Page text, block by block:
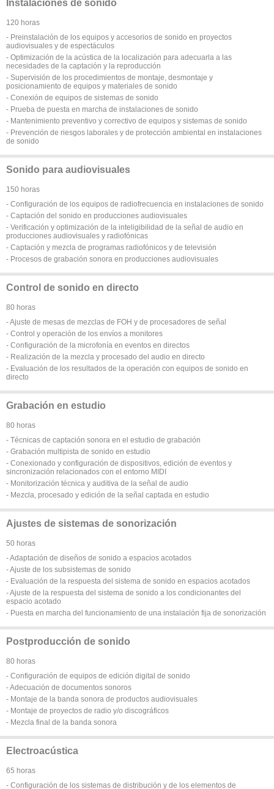
Instalaciones de sonido
120 horas
- Preinstalación de los equipos y accesorios de sonido en proyectos
audiovisuales y de espectáculos
- Optimización de la acústica de la localización para adecuarla a las
necesidades de la captación y la reproducción
- Supervisión de los procedimientos de montaje, desmontaje y
posicionamiento de equipos y materiales de sonido
- Conexión de equipos de sistemas de sonido
- Prueba de puesta en marcha de instalaciones de sonido
- Mantenimiento preventivo y correctivo de equipos y sistemas de sonido
- Prevención de riesgos laborales y de protección ambiental en instalaciones
de sonido
Sonido para audiovisuales
150 horas
- Configuración de los equipos de radiofrecuencia en instalaciones de sonido
- Captación del sonido en producciones audiovisuales
- Verificación y optimización de la inteligibilidad de la señal de audio en
producciones audiovisuales y radiofónicas
- Captación y mezcla de programas radiofónicos y de televisión
- Procesos de grabación sonora en producciones audiovisuales
Control de sonido en directo
80 horas
- Ajuste de mesas de mezclas de FOH y de procesadores de señal
- Control y operación de los envíos a monitores
- Configuración de la microfonía en eventos en directos
- Realización de la mezcla y procesado del audio en directo
- Evaluación de los resultados de la operación con equipos de sonido en
directo
Grabación en estudio
80 horas
- Técnicas de captación sonora en el estudio de grabación
- Grabación multipista de sonido en estudio
- Conexionado y configuración de dispositivos, edición de eventos y
sincronización relacionados con el entorno MIDI
- Monitorización técnica y auditiva de la señal de audio
- Mezcla, procesado y edición de la señal captada en estudio
Ajustes de sistemas de sonorización
50 horas
- Adaptación de diseños de sonido a espacios acotados
- Ajuste de los subsistemas de sonido
- Evaluación de la respuesta del sistema de sonido en espacios acotados
- Ajuste de la respuesta del sistema de sonido a los condicionantes del
espacio acotado
- Puesta en marcha del funcionamiento de una instalación fija de sonorización
Postproducción de sonido
80 horas
- Configuración de equipos de edición digital de sonido
- Adecuación de documentos sonoros
- Montaje de la banda sonora de productos audiovisuales
- Montaje de proyectos de radio y/o discográficos
- Mezcla final de la banda sonora
Electroacústica
65 horas
- Configuración de los sistemas de distribución y de los elementos de